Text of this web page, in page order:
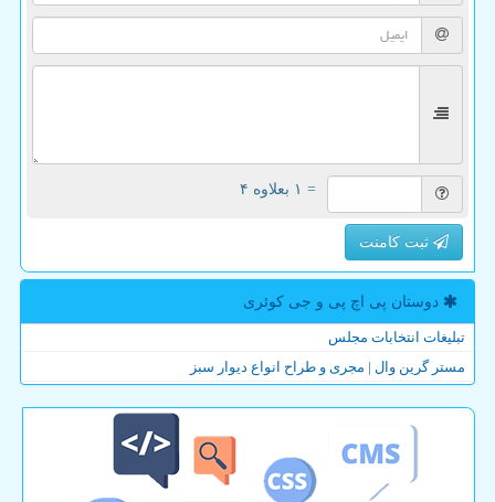
= ۱ بعلاوه ۴
ثبت کامنت
دوستان پی اچ پی و جی كوئری
تبلیغات انتخابات مجلس
مستر گرین وال | مجری و طراح انواع دیوار سبز